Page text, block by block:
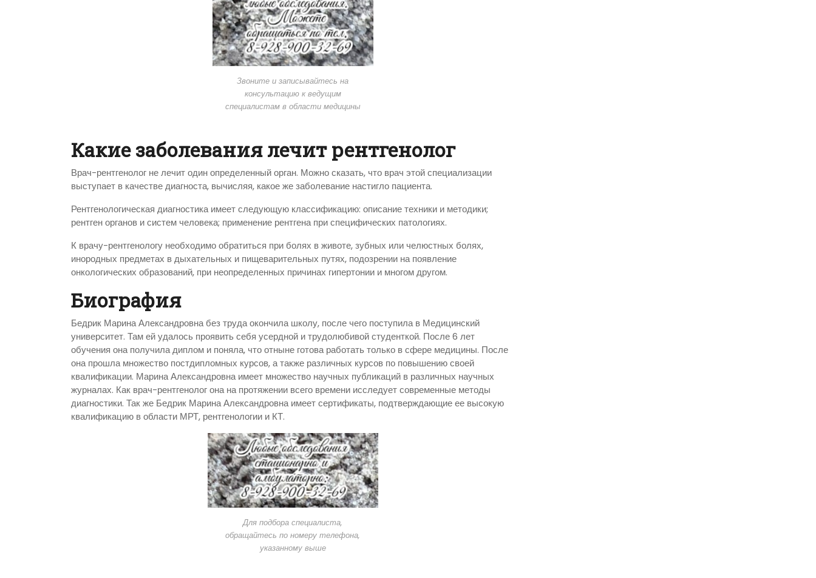
Звоните и записывайтесь на
консультацию к ведущим
специалистам в области медицины
Какие заболевания лечит рентгенолог
Врач-рентгенолог не лечит один определенный орган. Можно сказать, что врач этой специализации
выступает в качестве диагноста, вычисляя, какое же заболевание настигло пациента.
Рентгенологическая диагностика имеет следующую классификацию: описание техники и методики;
рентген органов и систем человека; применение рентгена при специфических патологиях.
К врачу-рентгенологу необходимо обратиться при болях в животе, зубных или челюстных болях,
инородных предметах в дыхательных и пищеварительных путях, подозрении на появление
онкологических образований, при неопределенных причинах гипертонии и многом другом.
Биография
Бедрик Марина Александровна без труда окончила школу, после чего поступила в Медицинский
университет. Там ей удалось проявить себя усердной и трудолюбивой студенткой. После 6 лет
обучения она получила диплом и поняла, что отныне готова работать только в сфере медицины. После
она прошла множество постдипломных курсов, а также различных курсов по повышению своей
квалификации. Марина Александровна имеет множество научных публикаций в различных научных
журналах. Как врач-рентгенолог она на протяжении всего времени исследует современные методы
диагностики. Так же Бедрик Марина Александровна имеет сертификаты, подтверждающие ее высокую
квалификацию в области МРТ, рентгенологии и КТ.
Для подбора специалиста,
обращайтесь по номеру телефона,
указанному выше